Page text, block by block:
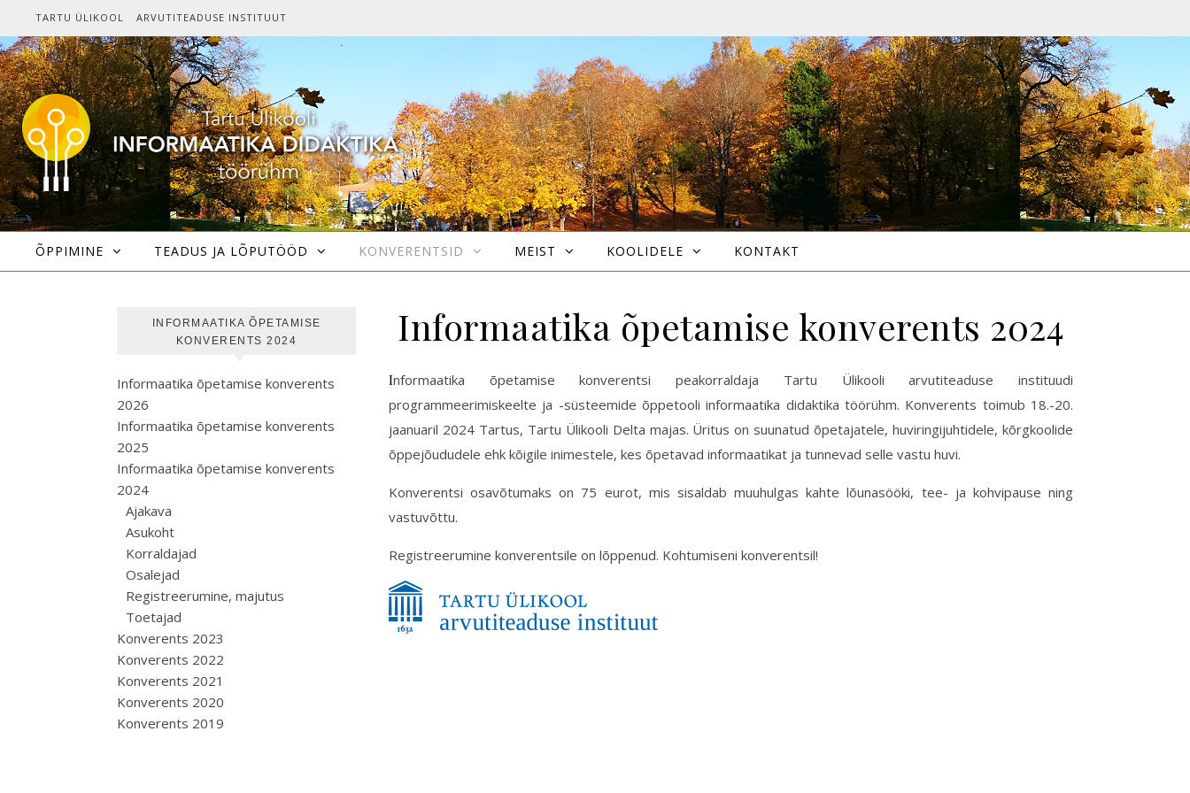
Skip to content
TARTU ÜLIKOOL ARVUTITEADUSE INSTITUUT
ÕPPIMINE TEADUS JA LÕPUTÖÖD KONVERENTSID MEIST KOOLIDELE KONTAKT
INFORMAATIKA ÕPETAMISE
KONVERENTS 2024
Informaatika õpetamise konverents
2026
Informaatika õpetamise konverents
2025
Informaatika õpetamise konverents
2024
Ajakava
Asukoht
Korraldajad
Osalejad
Registreerumine, majutus
Toetajad
Konverents 2023
Konverents 2022
Konverents 2021
Konverents 2020
Konverents 2019
Informaatika õpetamise konverents 2024
Informaatika õpetamise konverentsi peakorraldaja Tartu Ülikooli arvutiteaduse instituudi
programmeerimiskeelte ja -süsteemide õppetooli informaatika didaktika töörühm. Konverents toimub 18.-20.
jaanuaril 2024 Tartus, Tartu Ülikooli Delta majas. Üritus on suunatud õpetajatele, huviringijuhtidele, kõrgkoolide
õppejõududele ehk kõigile inimestele, kes õpetavad informaatikat ja tunnevad selle vastu huvi.
Konverentsi osavõtumaks on 75 eurot, mis sisaldab muuhulgas kahte lõunasööki, tee- ja kohvipause ning
vastuvõttu.
Registreerumine konverentsile on lõppenud. Kohtumiseni konverentsil!